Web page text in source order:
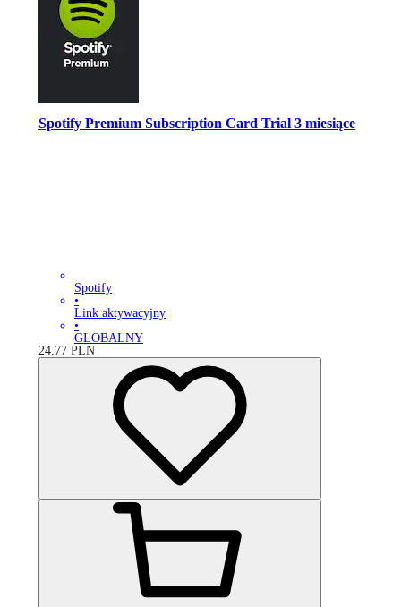
Spotify Premium Subscription Card Trial 3 miesiące
Spotify
•
Link aktywacyjny
•
GLOBALNY
24.77 PLN